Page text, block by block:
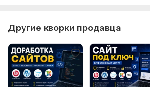
Тип БД:
MySQL, PostgreSQL
Объем услуги в кворке: Интеграция
Другие кворки продавца